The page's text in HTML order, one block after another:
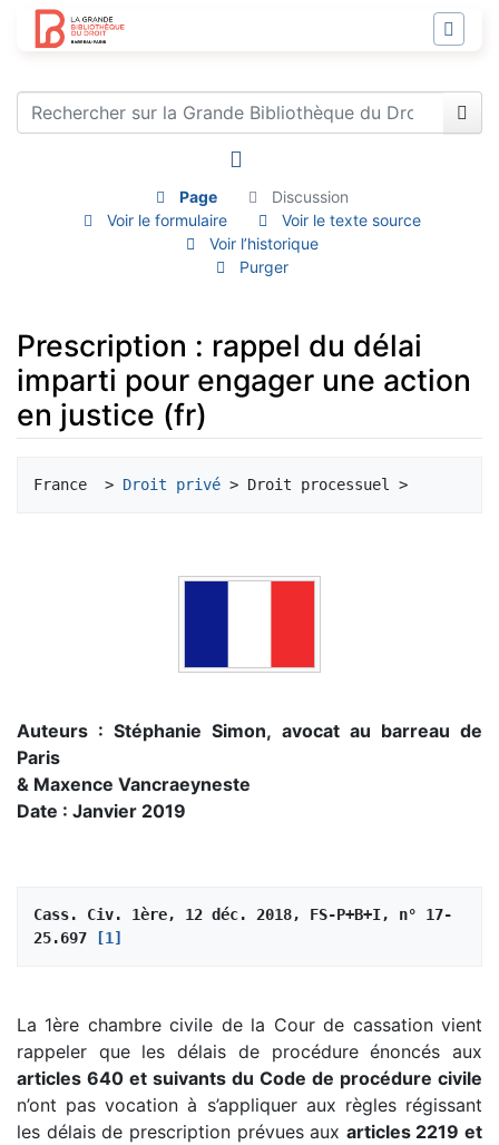
Page
Discussion
Voir le formulaire
Voir le texte source
Voir l’historique
Purger
Prescription : rappel du délai
imparti pour engager une action
en justice (fr)
France  > Droit privé
Auteurs : Stéphanie Simon, avocat au barreau de
Paris
& Maxence Vancraeyneste
Date : Janvier 2019
Cass. Civ. 1ère, 12 déc. 2018, FS-P+B+I, n° 17-
25.697
[1]
La 1ère chambre civile de la Cour de cassation vient
rappeler que les délais de procédure énoncés aux
articles 640 et suivants du Code de procédure civile
n’ont pas vocation à s’appliquer aux règles régissant
les délais de prescription prévues aux articles 2219 et